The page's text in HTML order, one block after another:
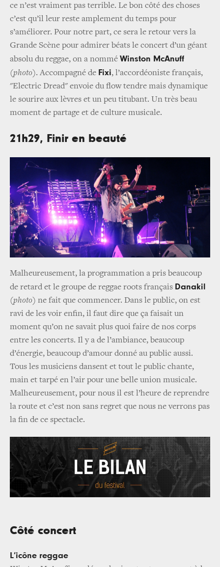
ce n’est vraiment pas terrible. Le bon côté des choses
c’est qu’il leur reste amplement du temps pour
s’améliorer. Pour notre part, ce sera le retour vers la
Grande Scène pour admirer béats le concert d’un géant
absolu du reggae, on a nommé Winston McAnuff
(photo). Accompagné de Fixi, l’accordéoniste français,
"Electric Dread" envoie du flow tendre mais dynamique
le sourire aux lèvres et un peu titubant. Un très beau
moment de partage et de culture musicale.
21h29, Finir en beauté
Malheureusement, la programmation a pris beaucoup
de retard et le groupe de reggae roots français Danakil
(photo) ne fait que commencer. Dans le public, on est
ravi de les voir enfin, il faut dire que ça faisait un
moment qu’on ne savait plus quoi faire de nos corps
entre les concerts. Il y a de l’ambiance, beaucoup
d’énergie, beaucoup d’amour donné au public aussi.
Tous les musiciens dansent et tout le public chante,
main et tarpé en l’air pour une belle union musicale.
Malheureusement, pour nous il est l’heure de reprendre
la route et c’est non sans regret que nous ne verrons pas
la fin de ce spectacle.
Côté concert
L’icône reggae